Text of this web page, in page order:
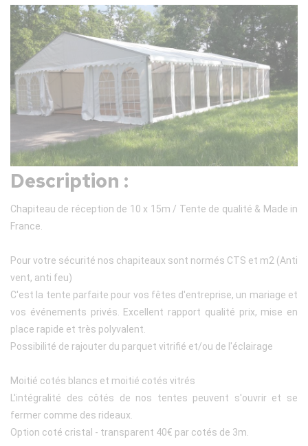
Description :
Chapiteau de réception de 10 x 15m / Tente de qualité & Made in
France.
Pour votre sécurité nos chapiteaux sont normés CTS et m2 (Anti
vent, anti feu)
C'est la tente parfaite pour vos fêtes d'entreprise, un mariage et
vos événements privés. Excellent rapport qualité prix, mise en
place rapide et très polyvalent.
Possibilité de rajouter du parquet vitrifié et/ou de l'éclairage
Moitié cotés blancs et moitié cotés vitrés
L'intégralité des côtés de nos tentes peuvent s'ouvrir et se
fermer comme des rideaux.
Option coté cristal - transparent 40€ par cotés de 3m.